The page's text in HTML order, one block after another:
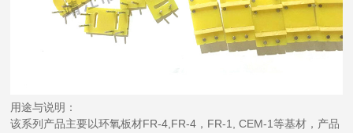
用途与说明：
该系列产品主要以环氧板材FR-4,FR-4，FR-1, CEM-1等基材，产品